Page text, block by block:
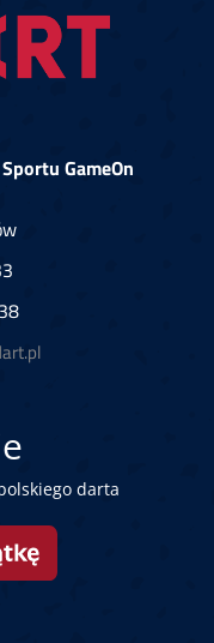
GameOn
darta